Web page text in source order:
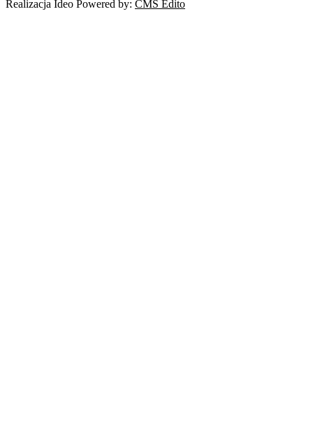
Realizacja Ideo Powered by: CMS Edito